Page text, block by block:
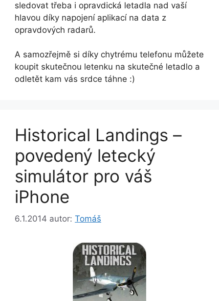
sledovat třeba i opravdická letadla nad vaší
hlavou díky napojení aplikací na data z
opravdových radarů.
A samozřejmě si díky chytrému telefonu můžete
koupit skutečnou letenku na skutečné letadlo a
odletět kam vás srdce táhne :)
Historical Landings –
povedený letecký
simulátor pro váš
iPhone
6.1.2014 autor: Tomáš